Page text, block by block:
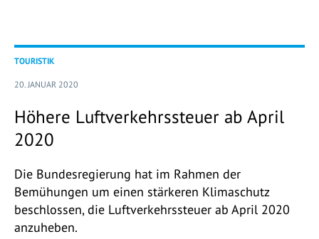
TOURISTIK
20. JANUAR 2020
Höhere Luftverkehrssteuer ab April
2020
Die Bundesregierung hat im Rahmen der
Bemühungen um einen stärkeren Klimaschutz
beschlossen, die Luftverkehrssteuer ab April 2020
anzuheben.